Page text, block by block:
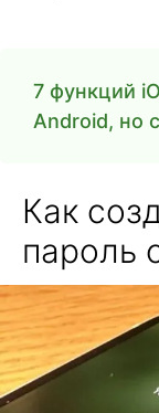
7 функций
Android, но
Как
пароль